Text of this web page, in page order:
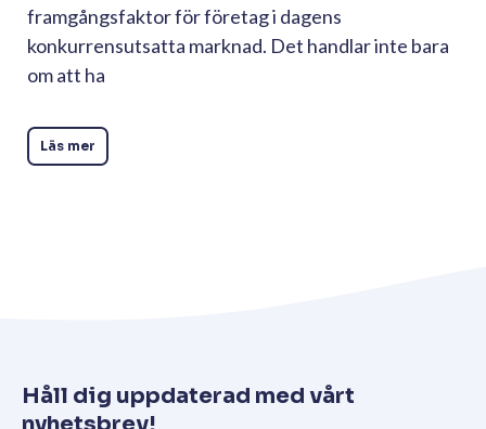
framgångsfaktor för företag i dagens
konkurrensutsatta marknad. Det handlar inte bara
om att ha
Läs mer
Håll dig uppdaterad med vårt